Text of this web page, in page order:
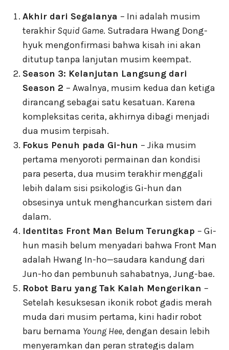
Akhir dari Segalanya – Ini adalah musim
terakhirSquid Game. Sutradara Hwang Dong-
hyuk mengonfirmasi bahwa kisah ini akan
ditutup tanpa lanjutan musim keempat.
Season 3: Kelanjutan Langsung dari
Season 2 – Awalnya, musim kedua dan ketiga
dirancang sebagai satu kesatuan. Karena
kompleksitas cerita, akhirnya dibagi menjadi
dua musim terpisah.
Fokus Penuh pada Gi-hun – Jika musim
pertama menyoroti permainan dan kondisi
para peserta, dua musim terakhir menggali
lebih dalam sisi psikologis Gi-hun dan
obsesinya untuk menghancurkan sistem dari
dalam.
Identitas Front Man Belum Terungkap – Gi-
hun masih belum menyadari bahwa Front Man
adalah Hwang In-ho—saudara kandung dari
Jun-ho dan pembunuh sahabatnya, Jung-bae.
Robot Baru yang Tak Kalah Mengerikan –
Setelah kesuksesan ikonik robot gadis merah
muda dari musim pertama, kini hadir robot
baru bernama Young Hee, dengan desain lebih
menyeramkan dan peran strategis dalam